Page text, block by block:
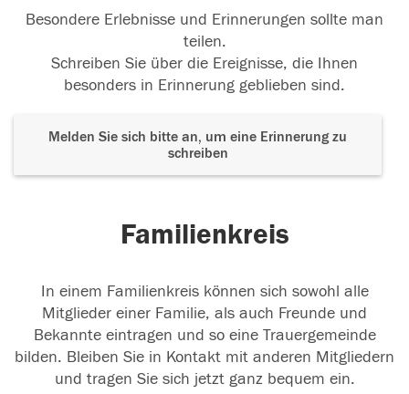
Besondere Erlebnisse und Erinnerungen sollte man
teilen.
Schreiben Sie über die Ereignisse, die Ihnen
besonders in Erinnerung geblieben sind.
Melden Sie sich bitte an, um eine Erinnerung zu
schreiben
Familienkreis
In einem Familienkreis können sich sowohl alle
Mitglieder einer Familie, als auch Freunde und
Bekannte eintragen und so eine Trauergemeinde
bilden. Bleiben Sie in Kontakt mit anderen Mitgliedern
und tragen Sie sich jetzt ganz bequem ein.